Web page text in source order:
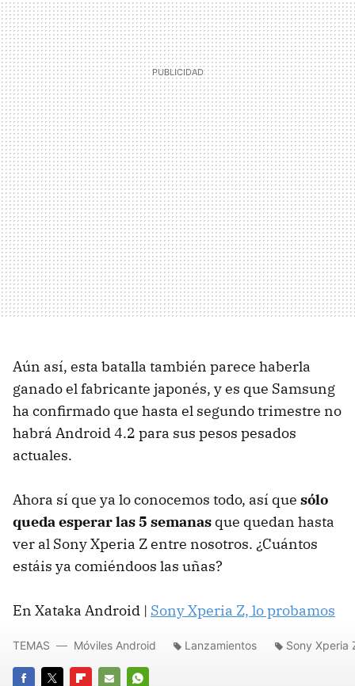
Aún así, esta batalla también parece haberla
ganado el fabricante japonés, y es que Samsung
ha confirmado que hasta el segundo trimestre no
habrá Android 4.2 para sus pesos pesados
actuales.
Ahora sí que ya lo conocemos todo, así que sólo
queda esperar las 5 semanas que quedan hasta
ver al Sony Xperia Z entre nosotros. ¿Cuántos
estáis ya comiéndoos las uñas?
En Xataka Android | Sony Xperia Z, lo probamos
TEMAS Móviles Android Lanzamientos Sony Xperia